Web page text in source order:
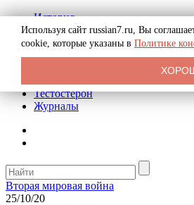
История
Биография
Криминал
Реклама на сайте
Тестостерон
Журналы
Вторая мировая война
25/10/20
Используя сайт russian7.ru, Вы
cookie, которые указаны в Политике